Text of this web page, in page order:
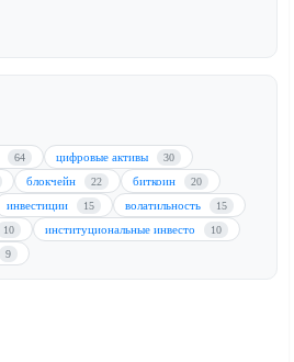
64 цифровые активы 30
блокчейн 22 биткоин 20
инвестиции 15 волатильность 15
10 институциональные инвесто 10
9